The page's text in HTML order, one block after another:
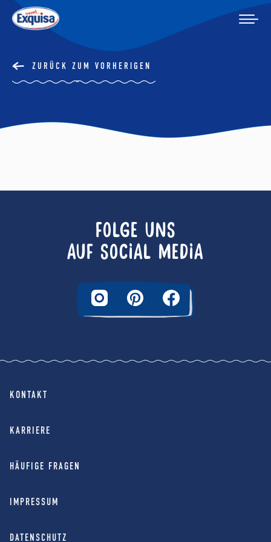
ZURÜCK ZUM VORHERIGEN
FOLGE UNS
AUF SOCIAL MEDIA
KONTAKT
KARRIERE
HÄUFIGE FRAGEN
IMPRESSUM
DATENSCHUTZ